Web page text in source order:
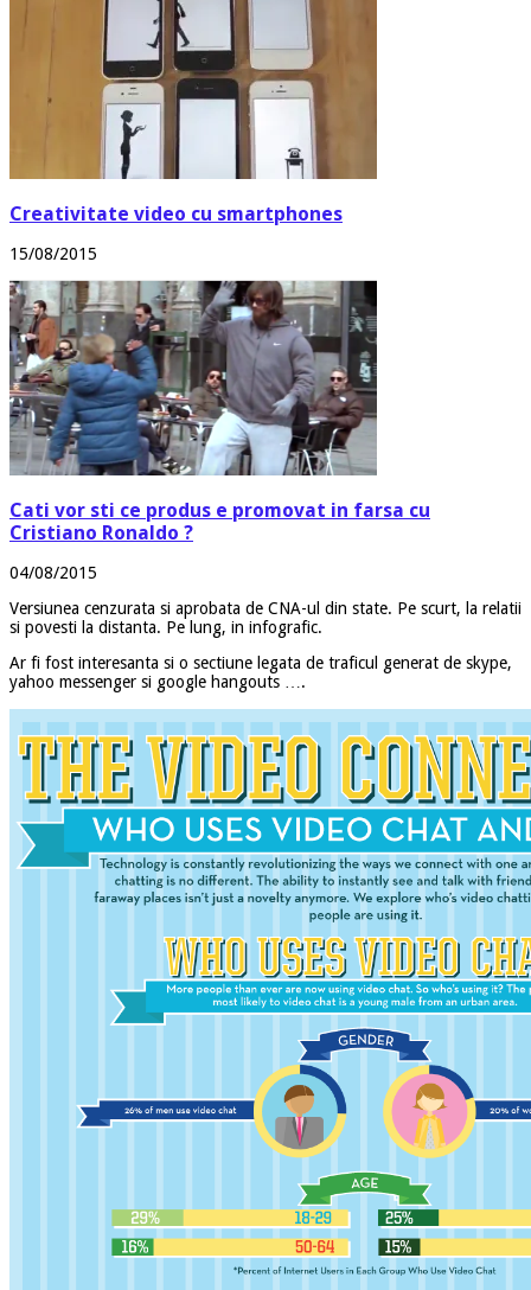
Creativitate video cu smartphones
15/08/2015
Cati vor sti ce produs e promovat in farsa cu
Cristiano Ronaldo ?
04/08/2015
Versiunea cenzurata si aprobata de CNA-ul din state. Pe scurt, la relatii
si povesti la distanta. Pe lung, in infografic.
Ar fi fost interesanta si o sectiune legata de traficul generat de skype,
yahoo messenger si google hangouts ….